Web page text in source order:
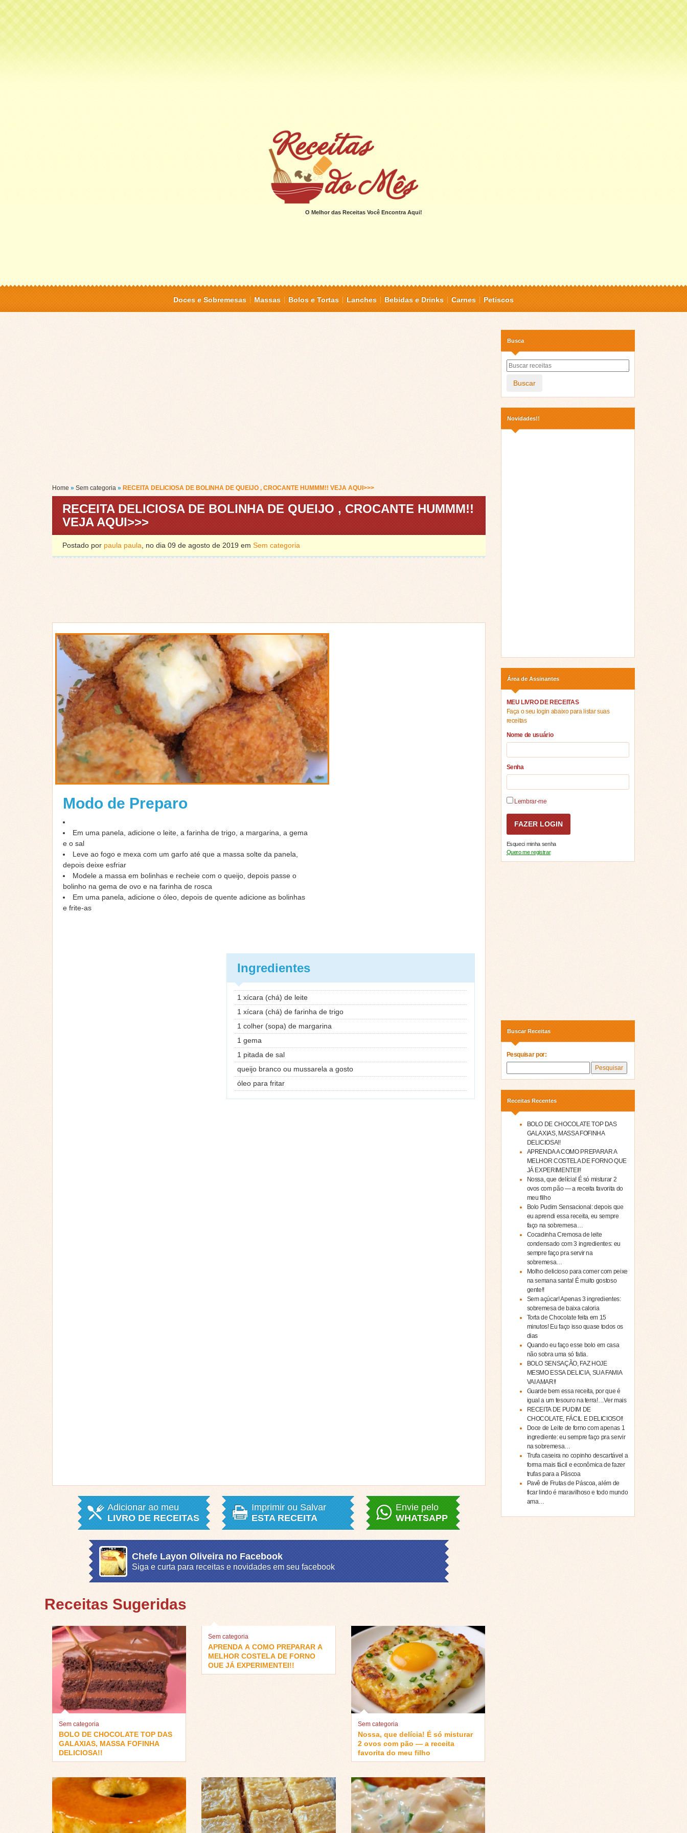
O Melhor das Receitas Você Encontra Aqui!
Doces e Sobremesas Massas Bolos e Tortas Lanches Bebidas e Drinks Carnes Petiscos
Home » Sem categoria » RECEITA DELICIOSA DE BOLINHA DE QUEIJO , CROCANTE HUMMM!! VEJA AQUI>>>
RECEITA DELICIOSA DE BOLINHA DE QUEIJO , CROCANTE HUMMM!!
VEJA AQUI>>>
Postado por paula paula, no dia 09 de agosto de 2019 em Sem categoria
Modo de Preparo
Em uma panela, adicione o leite, a farinha de trigo, a margarina, a gema
e o sal
Leve ao fogo e mexa com um garfo até que a massa solte da panela,
depois deixe esfriar
Modele a massa em bolinhas e recheie com o queijo, depois passe o
bolinho na gema de ovo e na farinha de rosca
Em uma panela, adicione o óleo, depois de quente adicione as bolinhas
e frite-as
Ingredientes
1 xícara (chá) de leite
1 xícara (chá) de farinha de trigo
1 colher (sopa) de margarina
1 gema
1 pitada de sal
queijo branco ou mussarela a gosto
óleo para fritar
Adicionar ao meu
LIVRO DE RECEITAS
Imprimir ou Salvar
ESTA RECEITA
Envie pelo
WHATSAPP
Chefe Layon Oliveira no Facebook
Siga e curta para receitas e novidades em seu facebook
Receitas Sugeridas
Sem categoria
BOLO DE CHOCOLATE TOP DAS
GALAXIAS, MASSA FOFINHA
DELICIOSA!!
Sem categoria
APRENDA A COMO PREPARAR A
MELHOR COSTELA DE FORNO
QUE JÁ EXPERIMENTEI!!
Sem categoria
Nossa, que delícia! É só misturar
2 ovos com pão — a receita
favorita do meu filho
Busca
Buscar
Novidades!!
Área de Assinantes
MEU LIVRO DE RECEITAS
Faça o seu login abaixo para listar suas
receitas
Nome de usuário
Senha
Lembrar-me
Esqueci minha senha
Quero me registrar
Buscar Receitas
Pesquisar por:
Receitas Recentes
BOLO DE CHOCOLATE TOP DAS
GALAXIAS, MASSA FOFINHA
DELICIOSA!!
APRENDA A COMO PREPARAR A
MELHOR COSTELA DE FORNO QUE
JÁ EXPERIMENTEI!!
Nossa, que delícia! É só misturar 2
ovos com pão — a receita favorita do
meu filho
Bolo Pudim Sensacional: depois que
eu aprendi essa receita, eu sempre
faço na sobremesa…
Cocadinha Cremosa de leite
condensado com 3 ingredientes: eu
sempre faço pra servir na
sobremesa…
Molho delicioso para comer com peixe
na semana santa! É muito gostoso
gente!!
Sem açúcar! Apenas 3 ingredientes:
sobremesa de baixa caloria
Torta de Chocolate feita em 15
minutos! Eu faço isso quase todos os
dias
Quando eu faço esse bolo em casa
não sobra uma só fatia.
BOLO SENSAÇÃO, FAZ HOJE
MESMO ESSA DELICIA, SUA FAMIA
VAI AMAR!!
Guarde bem essa receita, por que é
igual a um tesouro na terra!…Ver mais
RECEITA DE PUDIM DE
CHOCOLATE, FÁCIL E DELICIOSO!!
Doce de Leite de forno com apenas 1
ingrediente: eu sempre faço pra servir
na sobremesa…
Trufa caseira no copinho descartável a
forma mais fácil e econômica de fazer
trufas para a Páscoa
Pavê de Frutas de Páscoa, além de
ficar lindo é maravilhoso e todo mundo
ama…